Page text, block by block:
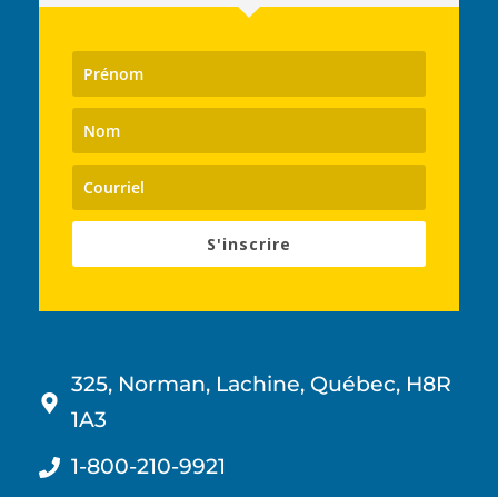
S'inscrire
325, Norman, Lachine, Québec, H8R
1A3
1-800-210-9921